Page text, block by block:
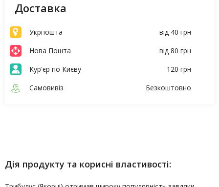
Доставка
Укрпошта
від 40 грн
Нова Пошта
від 80 грн
Кур'єр по Києву
120 грн
Самовивіз
Безкоштовно
Дія продукту та корисні властивості: